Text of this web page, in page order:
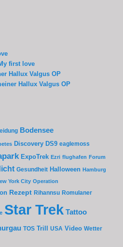
first love
Hallux Valgus OP
Hallux Valgus OP
Bodensee
Discovery DS9 eaglemoss
ExpoTrek Ezri flughafen Forum
Gesundheit Halloween Hamburg
York City Operation
Rezept Rihannsu Romulaner
Star Trek Tattoo
TOS Trill USA Video Wetter